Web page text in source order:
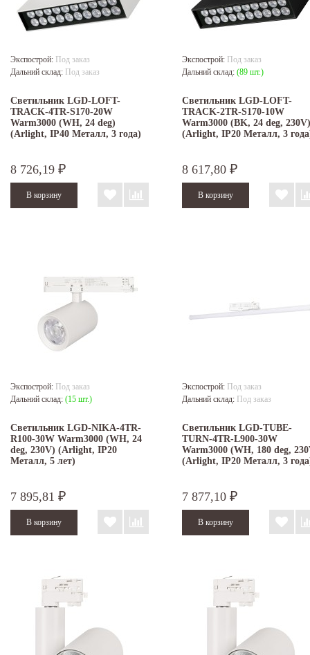
Экспострой: Под заказ
Дальний склад: Под заказ
Светильник LGD-LOFT-
TRACK-4TR-S170-20W
Warm3000 (WH, 24 deg)
(Arlight, IP40 Металл, 3 года)
8 726,19 ₽
Экспострой: Под заказ
Дальний склад: (89 шт.)
Светильник LGD-LOFT-
TRACK-2TR-S170-10W
Warm3000 (BK, 24 deg, 230V)
(Arlight, IP20 Металл, 3
8 617,80 ₽
Экспострой: Под заказ
Дальний склад: (15 шт.)
Светильник LGD-NIKA-4TR-
R100-30W Warm3000 (WH, 24
deg, 230V) (Arlight, IP20
Металл, 5 лет)
7 895,81 ₽
Экспострой: Под заказ
Дальний склад: Под заказ
Светильник LGD-TUBE-
TURN-4TR-L900-30W
Warm3000 (WH, 180 deg,
(Arlight, IP20 Металл, 3
7 877,10 ₽